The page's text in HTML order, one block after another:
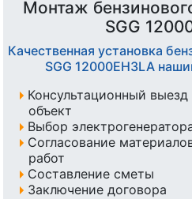
Монтаж
SGG
Качественная установка
SGG 12000EH3LA
Консультационный выезд
объект
Выбор
Согласование
работ
Составление сметы
Заключение договора